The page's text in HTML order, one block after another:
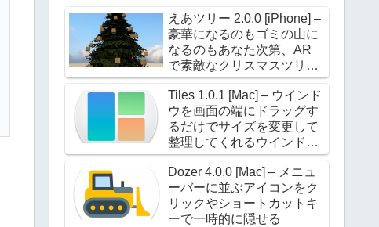
えあツリー 2.0.0 [iPhone] –
豪華になるのもゴミの山に
なるのもあなた次第、AR
で素敵なクリスマスツリー
を飾ろう！
Tiles 1.0.1 [Mac] – ウインド
ウを画面の端にドラッグす
るだけでサイズを変更して
整理してくれるウインドウ
マネージャー
Dozer 4.0.0 [Mac] – メニュ
ーバーに並ぶアイコンをク
リックやショートカットキ
ーで一時的に隠せる